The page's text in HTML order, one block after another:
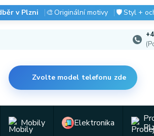
v Plzni 🎨Originální motivy 🛡️Styl +
Zvolte model telefonu zde
Mobily Elektronika